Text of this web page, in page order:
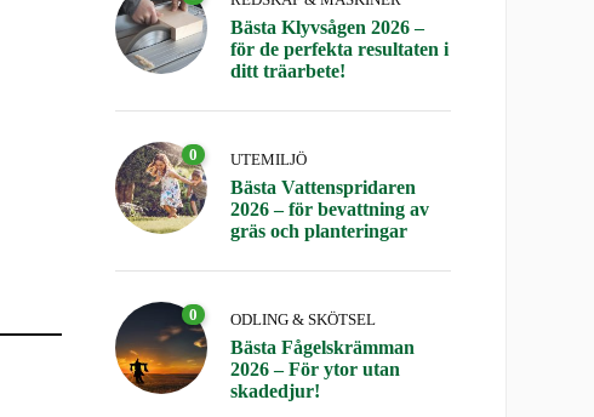
Bästa Klyvsågen 2026 –
för de perfekta resultaten i
ditt träarbete!
0 UTEMILJÖ
Bästa Vattenspridaren
2026 – för bevattning av
gräs och planteringar
0 ODLING & SKÖTSEL
Bästa Fågelskrämman
2026 – För ytor utan
skadedjur!